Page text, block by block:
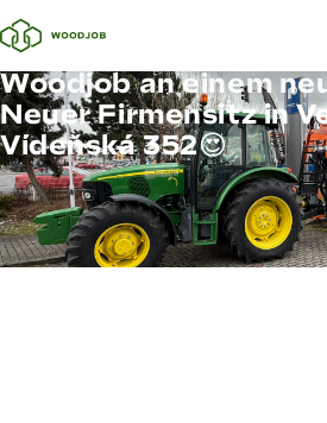
Woodjob an einem
Neuer Firmensitz in
Vídeňská 352😍